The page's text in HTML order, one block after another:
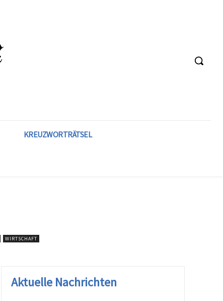
KREUZWORTRÄTSEL
WIRTSCHAFT
Aktuelle Nachrichten